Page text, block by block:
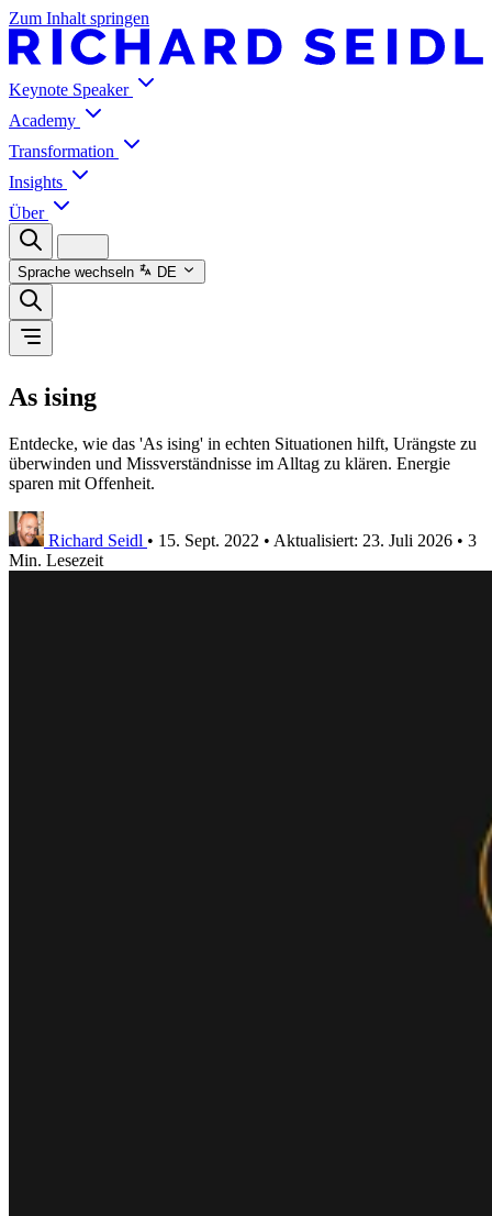
Zum Inhalt springen
Keynote Speaker
Academy
Transformation
Insights
Über
Sprache wechseln DE
As ising
Entdecke, wie das 'As ising' in echten Situationen hilft, Urängste zu
überwinden und Missverständnisse im Alltag zu klären. Energie
sparen mit Offenheit.
Richard Seidl • 15. Sept. 2022 • Aktualisiert: 23. Juli 2026 • 3
Min. Lesezeit